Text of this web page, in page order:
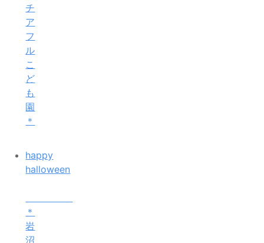
チ
ア
フ
ル
こ
ど
も
園
＊
happy
halloween
＊
岩
沼